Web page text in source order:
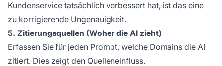
Kundenservice tatsächlich verbessert hat, ist das eine
zu korrigierende Ungenauigkeit.
5. Zitierungsquellen (Woher die AI zieht)
Erfassen Sie für jeden Prompt, welche Domains die AI
zitiert. Dies zeigt den Quelleneinfluss.